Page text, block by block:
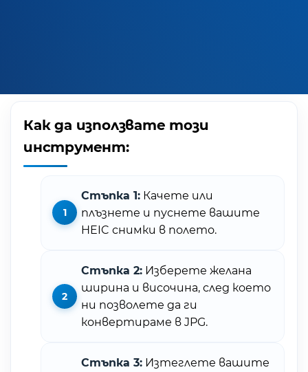
Как да използвате този
инструмент:
Стъпка 1: Качете или
плъзнете и пуснете вашите
HEIC снимки в полето.
Стъпка 2: Изберете желана
ширина и височина, след което
ни позволете да ги
конвертираме в JPG.
Стъпка 3: Изтеглете вашите